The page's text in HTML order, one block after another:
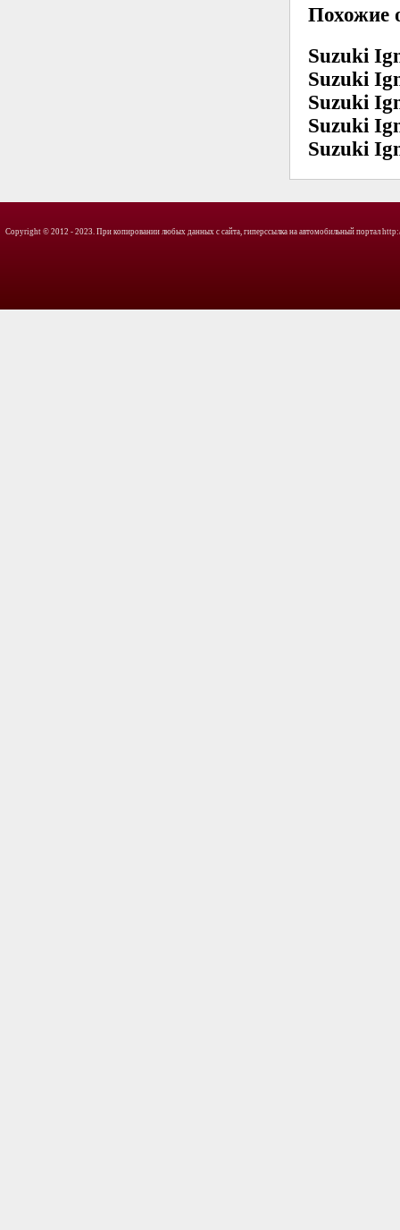
Похожие
Suzuki
Suzuki
Suzuki
Suzuki
Suzuki
Copyright © 2012 - 2023. При копировании любых данных с сайта, гиперссылка на автомобильный портал